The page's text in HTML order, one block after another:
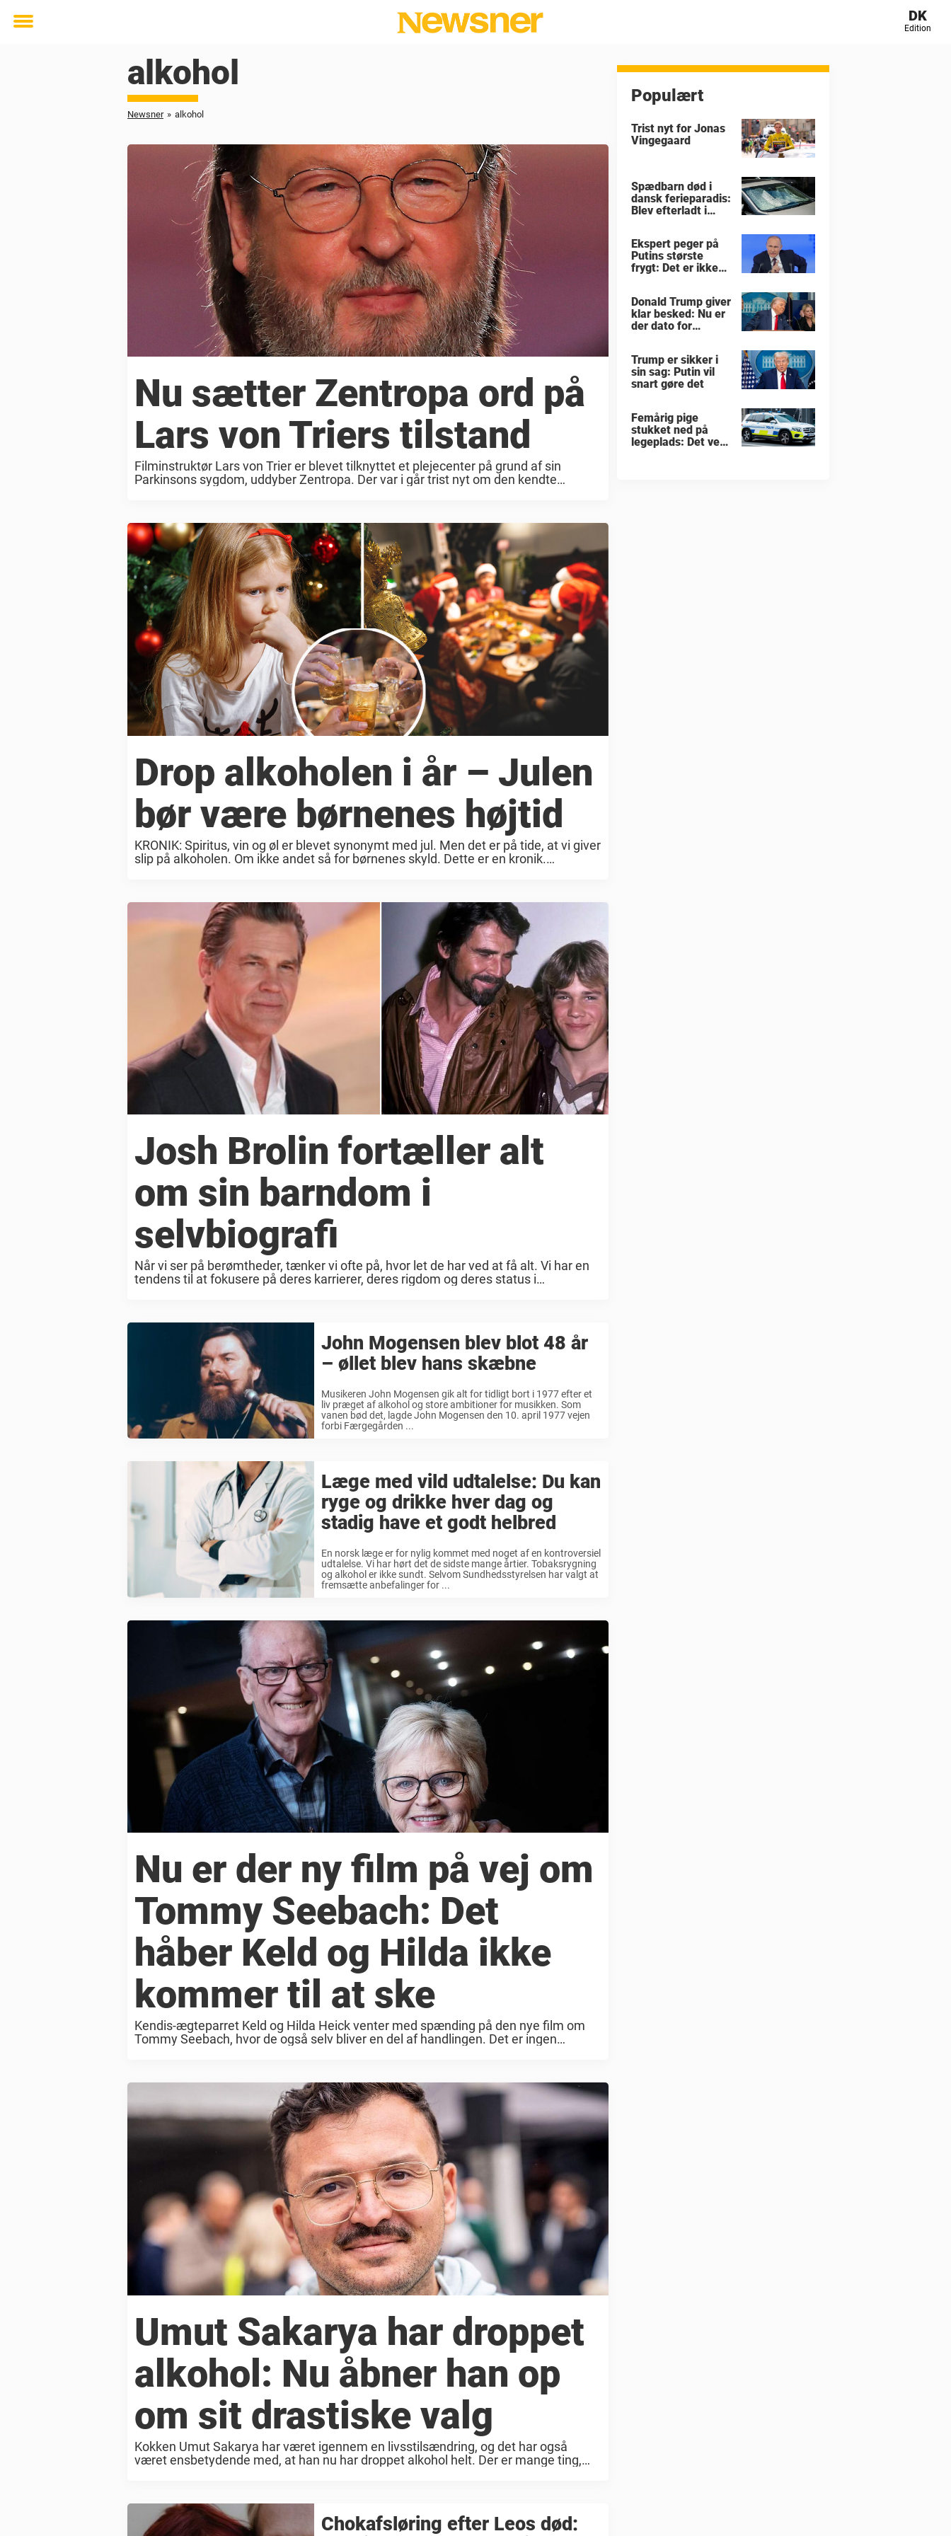
Toggle
DK
Edition
alkohol
Newsner » alkohol
Nu sætter Zentropa ord på
Lars von Triers tilstand
Filminstruktør Lars von Trier er blevet tilknyttet et plejecenter på grund af sin
Parkinsons sygdom, uddyber Zentropa. Der var i går trist nyt om den kendte
Drop alkoholen i år – Julen
bør være børnenes højtid
KRONIK: Spiritus, vin og øl er blevet synonymt med jul. Men det er på tide, at vi giver
slip på alkoholen. Om ikke andet så for børnenes skyld. Dette er en kronik.
Josh Brolin fortæller alt
om sin barndom i
selvbiografi
Når vi ser på berømtheder, tænker vi ofte på, hvor let de har ved at få alt. Vi har en
tendens til at fokusere på deres karrierer, deres rigdom og deres status i
John Mogensen blev blot 48 år
– øllet blev hans skæbne
Musikeren John Mogensen gik alt for tidligt bort i 1977 efter et
liv præget af alkohol og store ambitioner for musikken. Som
vanen bød det, lagde John Mogensen den 10. april 1977 vejen
forbi Færgegården ...
Læge med vild udtalelse: Du kan
ryge og drikke hver dag og
stadig have et godt helbred
En norsk læge er for nylig kommet med noget af en kontroversiel
udtalelse. Vi har hørt det de sidste mange årtier. Tobaksrygning
og alkohol er ikke sundt. Selvom Sundhedsstyrelsen har valgt at
fremsætte anbefalinger for ...
Nu er der ny film på vej om
Tommy Seebach: Det
håber Keld og Hilda ikke
kommer til at ske
Kendis-ægteparret Keld og Hilda Heick venter med spænding på den nye film om
Tommy Seebach, hvor de også selv bliver en del af handlingen. Det er ingen
Umut Sakarya har droppet
alkohol: Nu åbner han op
om sit drastiske valg
Kokken Umut Sakarya har været igennem en livsstilsændring, og det har også
været ensbetydende med, at han nu har droppet alkohol helt. Der er mange ting,
Chokafsløring efter Leos død:
Populært
Trist nyt for Jonas
Vingegaard
Spædbarn død i
dansk ferieparadis:
Blev efterladt i
Ekspert peger på
Putins største
frygt: Det er ikke
Donald Trump giver
klar besked: Nu er
der dato for
Trump er sikker i
sin sag: Putin vil
snart gøre det
Femårig pige
stukket ned på
legeplads: Det ved